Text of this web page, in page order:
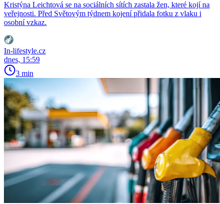
Kristýna Leichtová se na sociálních sítích zastala žen, které kojí na
veřejnosti. Před Světovým týdnem kojení přidala fotku z vlaku i
osobní vzkaz.
In-lifestyle.cz
dnes, 15:59
3 min